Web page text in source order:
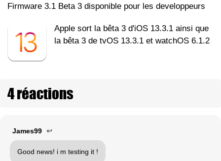
Firmware 3.1 Beta 3 disponible pour les developpeurs
Apple sort la bêta 3 d'iOS 13.3.1 ainsi que
la bêta 3 de tvOS 13.3.1 et watchOS 6.1.2
4 réactions
James99 ↩
Good news! i m testing it !